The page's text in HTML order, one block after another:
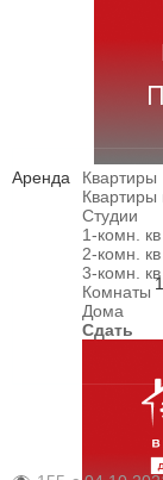
Аренда
Квартиры
Квартиры
Студии
1-комн. кв
2-комн. кв
3-комн. кв
Комнаты
Дома
Сдать